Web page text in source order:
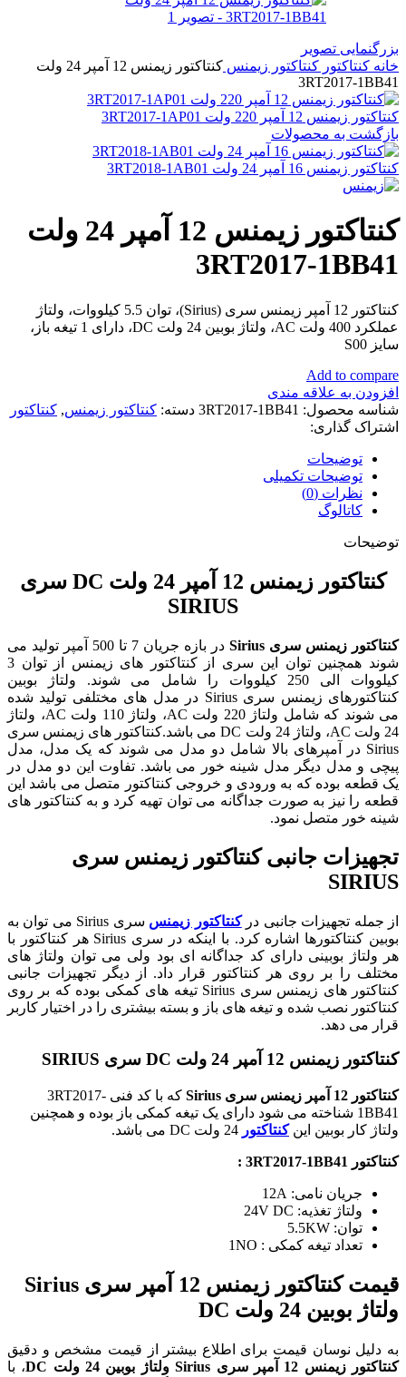
بزرگنمایی تصویر
خانه کنتاکتور کنتاکتور زیمنس
کنتاکتور زیمنس 12 آمپر 24 ولت
3RT2017-1BB41
کنتاکتور زیمنس 12 آمپر 220 ولت 3RT2017-1AP01
بازگشت به محصولات
کنتاکتور زیمنس 16 آمپر 24 ولت 3RT2018-1AB01
کنتاکتور زیمنس 12 آمپر 24 ولت
3RT2017-1BB41
کنتاکتور 12 آمپر زیمنس سری (Sirius)، توان 5.5 کیلووات، ولتاژ
عملکرد 400 ولت AC، ولتاژ بوبین 24 ولت DC، دارای 1 تیغه باز،
سایز S00
Add to compare
افزودن به علاقه مندی
شناسه محصول: 3RT2017-1BB41 دسته: کنتاکتور زیمنس, کنتاکتور
اشتراک گذاری:
توضیحات
توضیحات تکمیلی
نظرات (0)
کاتالوگ
توضیحات
کنتاکتور زیمنس 12 آمپر 24 ولت DC سری
SIRIUS
کنتاکتور زیمنس سری Sirius
در بازه جریان 7 تا 500 آمپر تولید می
شوند همچنین توان این سری از کنتاکتور های زیمنس از توان 3
کیلووات الی 250 کیلووات را شامل می شوند. ولتاژ بوبین
کنتاکتورهای زیمنس سری Sirius در مدل های مختلفی تولید شده
می شوند که شامل ولتاژ 220 ولت AC، ولتاژ 110 ولت AC، ولتاژ
24 ولت AC، ولتاژ 24 ولت DC می باشد.کنتاکتور های زیمنس سری
Sirius در آمپرهای بالا شامل دو مدل می شوند که یک مدل، مدل
پیچی و مدل دیگر مدل شینه خور می باشد. تفاوت این دو مدل در
یک قطعه بوده که به ورودی و خروجی کنتاکتور متصل می باشد این
قطعه را نیز به صورت جداگانه می توان تهیه کرد و به کنتاکتور های
شینه خور متصل نمود.
تجهیزات جانبی کنتاکتور زیمنس سری
SIRIUS
از جمله تجهیزات جانبی درکنتاکتور زیمنس
سری Sirius می توان به
بوبین کنتاکتورها اشاره کرد. با اینکه در سری Sirius هر کنتاکتور با
هر ولتاژ بوبینی دارای کد جداگانه ای بود ولی می توان ولتاژ های
مختلف را بر روی هر کنتاکتور قرار داد. از دیگر تجهیزات جانبی
کنتاکتور های زیمنس سری Sirius تیغه های کمکی بوده که بر روی
کنتاکتور نصب شده و تیغه های باز و بسته بیشتری را در اختیار کاربر
قرار می دهد.
کنتاکتور زیمنس 12 آمپر 24 ولت DC سری SIRIUS
کنتاکتور 12 آمپر زیمنس سری Sirius
که با کد فنی 3RT2017-
1BB41 شناخته می شود دارای یک تیغه کمکی باز بوده و همچنین
ولتاژ کار بوبین اینکنتاکتور
کنتاکتور 3RT2017-1BB41 :
جریان نامی: 12A
ولتاژ تغذیه: 24V DC
توان: 5.5KW
تعداد تیغه کمکی : 1NO
قیمت کنتاکتور زیمنس 12 آمپر سری Sirius
ولتاژ بوبین 24 ولت DC
به دلیل نوسان قیمت برای اطلاع بیشتر از قیمت مشخص و دقیق
کنتاکتور زیمنس 12 آمپر سری Sirius ولتاژ بوبین 24 ولت DC
، با